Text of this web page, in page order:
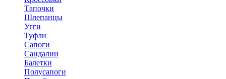
Тапочки
Шлепанцы
Угги
Туфли
Сапоги
Сандалии
Балетки
Полусапоги